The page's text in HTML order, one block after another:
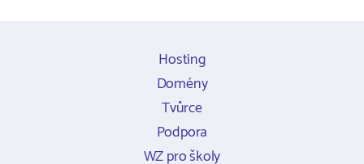
Hosting
Domény
Tvůrce
Podpora
WZ pro školy